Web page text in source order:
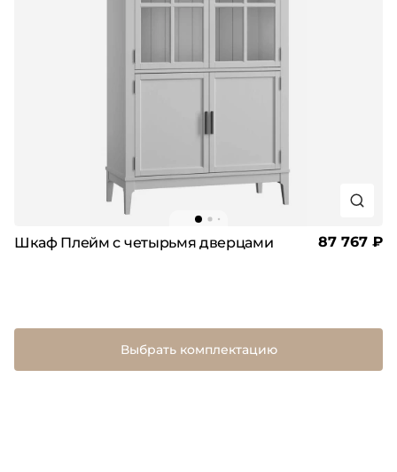
Шкаф Плейм с четырьмя дверцами 87 767 ₽
Выбрать комплектацию